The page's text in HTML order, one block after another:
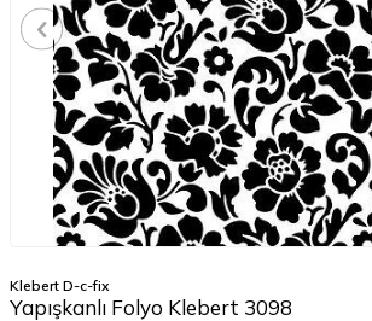
Klebert D-c-fix
Yapışkanlı Folyo Klebert 3098